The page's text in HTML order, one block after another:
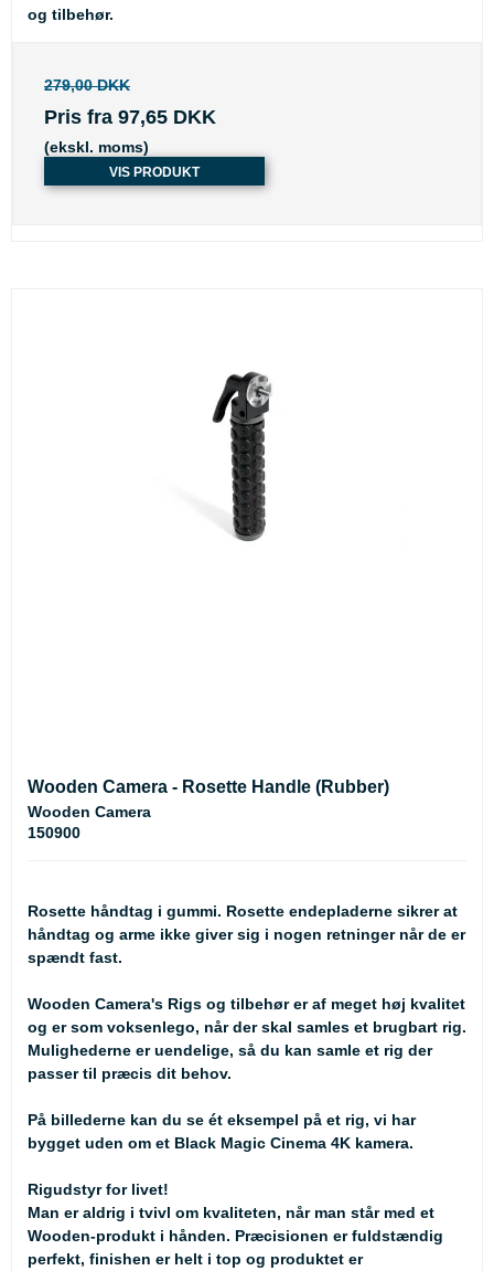
og tilbehør.
279,00 DKK
Pris fra 97,65 DKK
(ekskl. moms)
VIS PRODUKT
Wooden Camera - Rosette Handle (Rubber)
Wooden Camera
150900
Rosette håndtag i gummi. Rosette endepladerne sikrer at
håndtag og arme ikke giver sig i nogen retninger når de er
spændt fast.
Wooden Camera's Rigs og tilbehør er af meget høj kvalitet
og er som voksenlego, når der skal samles et brugbart rig.
Mulighederne er uendelige, så du kan samle et rig der
passer til præcis dit behov.
På billederne kan du se ét eksempel på et rig, vi har
bygget uden om et Black Magic Cinema 4K kamera.
Rigudstyr for livet!
Man er aldrig i tvivl om kvaliteten, når man står med et
Wooden-produkt i hånden. Præcisionen er fuldstændig
perfekt, finishen er helt i top og produktet er